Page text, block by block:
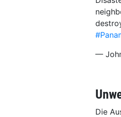
—
Die